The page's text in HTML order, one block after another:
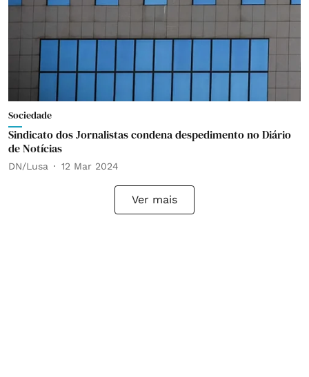
Sociedade
Sindicato dos Jornalistas condena despedimento no Diário
de Notícias
DN/Lusa 12 Mar 2024
Ver mais